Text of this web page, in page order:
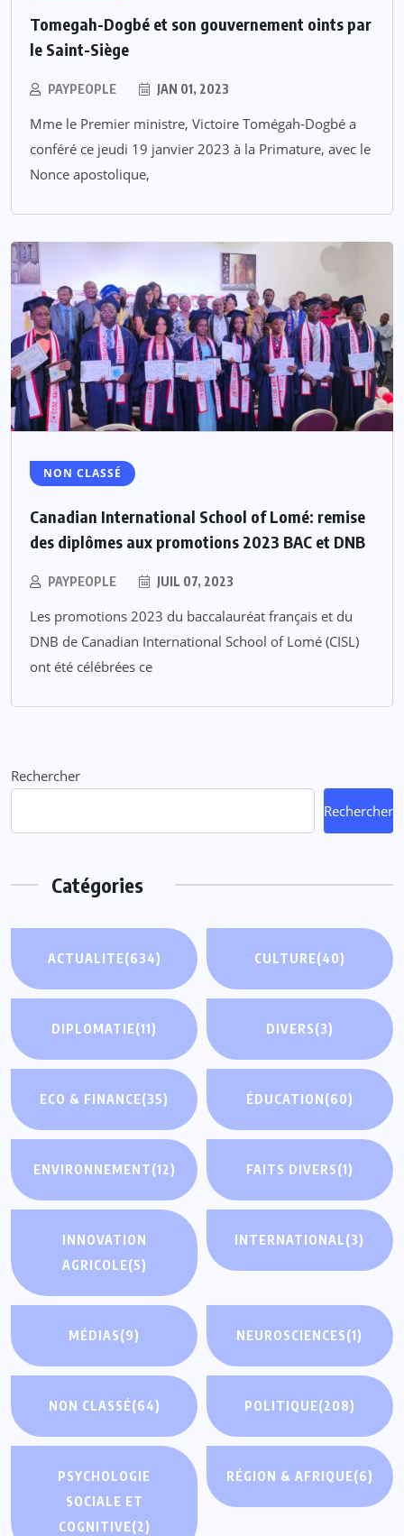
Tomegah-Dogbé et son gouvernement oints par
le Saint-Siège
PAYPEOPLE JAN 01, 2023
Mme le Premier ministre, Victoire Tomégah-Dogbé a
conféré ce jeudi 19 janvier 2023 à la Primature, avec le
Nonce apostolique,
NON CLASSÉ
Canadian International School of Lomé: remise
des diplômes aux promotions 2023 BAC et DNB
PAYPEOPLE JUIL 07, 2023
Les promotions 2023 du baccalauréat français et du
DNB de Canadian International School of Lomé (CISL)
ont été célébrées ce
Rechercher
Rechercher
Catégories
ACTUALITE(634) CULTURE(40)
DIPLOMATIE(11) DIVERS(3)
ECO & FINANCE(35) ÉDUCATION(60)
ENVIRONNEMENT(12) FAITS DIVERS(1)
INNOVATION
AGRICOLE(5)
INTERNATIONAL(3)
MÉDIAS(9) NEUROSCIENCES(1)
NON CLASSÉ(64) POLITIQUE(208)
PSYCHOLOGIE
SOCIALE ET
COGNITIVE(2)
RÉGION & AFRIQUE(6)